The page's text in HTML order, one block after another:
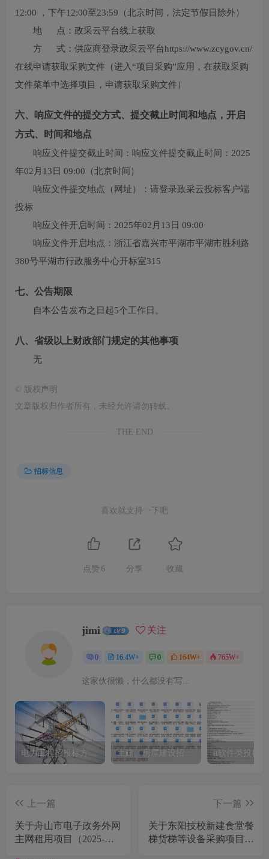
12:00 ，下午12:00至23:59 （北京时间，法定节假日除外）
地 点： 政采云平台线上获取
方 式： 供应商登录政采云平台https://www.zcygov.cn/
在线申请获取采购文件（进入“项目采购”应用，在获取采购
文件菜单中选择项目，申请获取采购文件）
六、响应文件的提交方式、提交截止时间和地点，开启
方式、时间和地点
响应文件提交截止时间：响应文件提交截止时间： 2025
年02月13日 09:00 （北京时间）
响应文件提交地点（网址）： 请登录政采云投标客户端
投标
响应文件开启时间： 2025年02月13日 09:00
响应文件开启地点： 浙江省嘉兴市平湖市平湖市胜利路
380号平湖市行政服务中心开标室315
七、公告期限
自本公告发布之日起5个工作日。
八、省级以上财政部门规定的其他事项
无
©
版权声明
文章版权归作者所有，未经允许请勿转载。
THE END
招标信息
喜欢就支持一下吧
点赞 6 分享 收藏
jimi 关注
0 16.4W+ 0 164W+ 765W+
这家伙很懒，什么都没有写...
it软件类投标
上一篇
关于舟山市电子政务外网
主网租用项目（2025-
下一篇
关于东阳技校新建食堂餐
梯货梯等设备采购项目的